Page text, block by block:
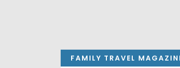
FAMILY TRAVEL